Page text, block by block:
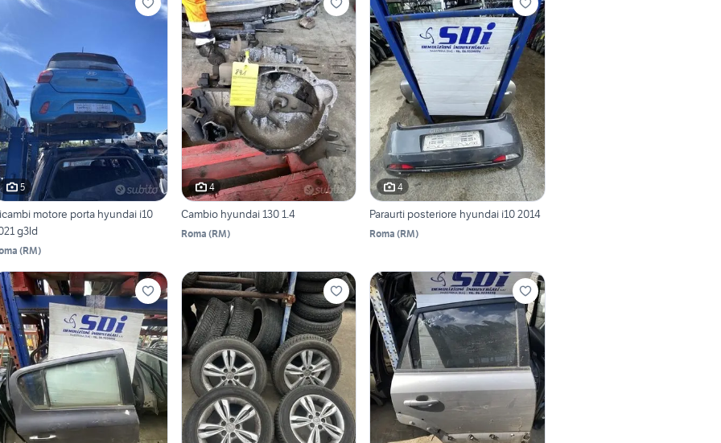
5
motore porta hyundai i10
g3ld
(RM)
4
Cambio hyundai 130 1.4
Roma (RM)
4
Paraurti posteriore hyundai i10 2014
Roma (RM)